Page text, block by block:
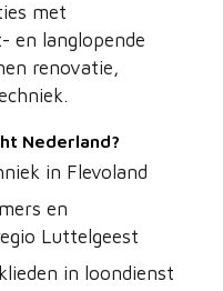
met
en langlopende
renovatie,
Nederland?
in Flevoland
en
Luttelgeest
in loondienst